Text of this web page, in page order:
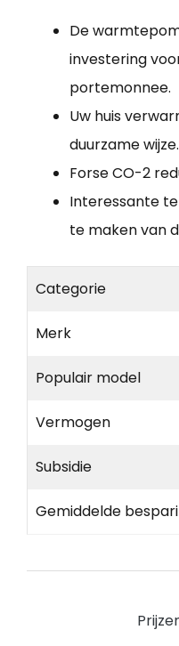
De
investering
portemonnee.
Uw huis
duurzame wijze.
Forse CO-2
Interessante
te maken van
Categorie
Merk
Populair model
Vermogen
Subsidie
Gemiddelde